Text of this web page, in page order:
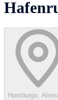
Hamburgo,